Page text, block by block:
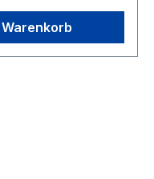
30, 10 bzw.